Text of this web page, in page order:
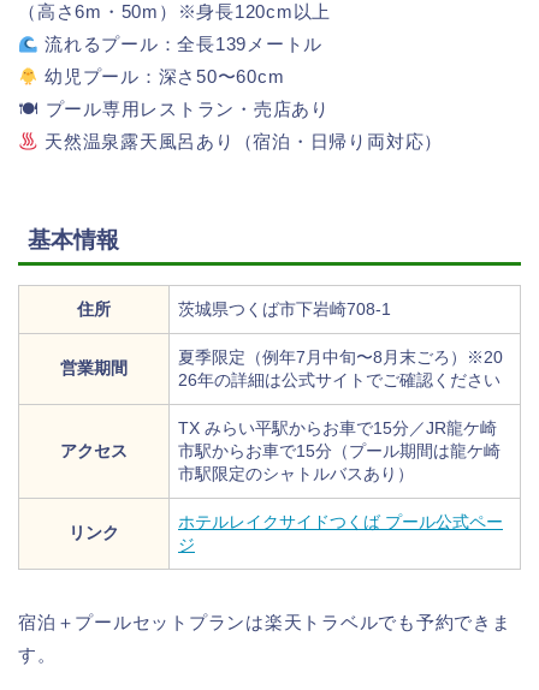
（高さ6m・50m）※身長120cm以上
流れるプール：全長139メートル
幼児プール：深さ50〜60cm
🍽 プール専用レストラン・売店あり
天然温泉露天風呂あり（宿泊・日帰り両対応）
基本情報
住所 茨城県つくば市下岩崎708-1
営業期間
夏季限定（例年7月中旬〜8月末ごろ）※20
26年の詳細は公式サイトでご確認ください
アクセス
TX みらい平駅からお車で15分／JR龍ケ崎
市駅からお車で15分（プール期間は龍ケ崎
市駅限定のシャトルバスあり）
リンク
ホテルレイクサイドつくば プール公式ペー
ジ
宿泊＋プールセットプランは楽天トラベルでも予約できま
す。